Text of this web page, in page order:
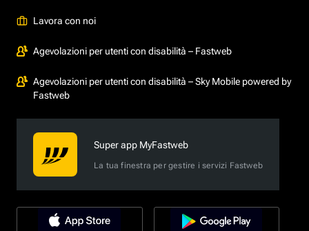
Lavora con noi
Agevolazioni per utenti con disabilità – Fastweb
Agevolazioni per utenti con disabilità – Sky Mobile powered by
Fastweb
Super app MyFastweb
La tua finestra per gestire i servizi Fastweb